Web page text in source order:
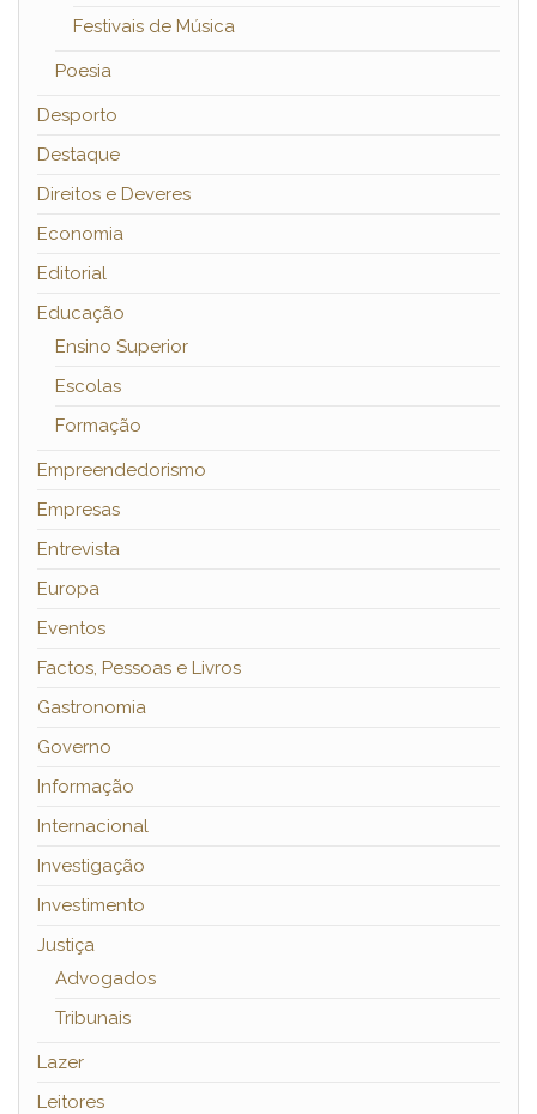
Festivais de Música
Poesia
Desporto
Destaque
Direitos e Deveres
Economia
Editorial
Educação
Ensino Superior
Escolas
Formação
Empreendedorismo
Empresas
Entrevista
Europa
Eventos
Factos, Pessoas e Livros
Gastronomia
Governo
Informação
Internacional
Investigação
Investimento
Justiça
Advogados
Tribunais
Lazer
Leitores